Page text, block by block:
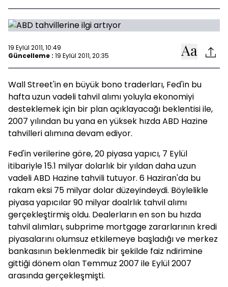
19 Eylül 2011, 10:49
Güncelleme : 19 Eylül 2011, 20:35
Wall Street'in en büyük bono traderları, Fed'in bu
hafta uzun vadeli tahvil alımı yoluyla ekonomiyi
desteklemek için bir plan açıklayacağı beklentisi ile,
2007 yılından bu yana en yüksek hızda ABD Hazine
tahvilleri alımına devam ediyor.
Fed'in verilerine göre, 20 piyasa yapıcı, 7 Eylül
itibariyle 15.1 milyar dolarlık bir yıldan daha uzun
vadeli ABD Hazine tahvili tutuyor. 6 Haziran'da bu
rakam eksi 75 milyar dolar düzeyindeydi. Böylelikle
piyasa yapıcılar 90 milyar doalrlık tahvil alımı
gerçekleştirmiş oldu. Dealerların en son bu hızda
tahvil alımları, subprime mortgage zararlarının kredi
piyasalarını olumsuz etkilemeye başladığı ve merkez
bankasının beklenmedik bir şekilde faiz ndirimine
gittiği dönem olan Temmuz 2007 ile Eylül 2007
arasında gerçekleşmişti.